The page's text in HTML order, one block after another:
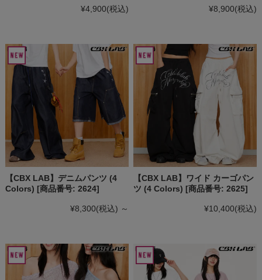
¥4,900(税込) ¥8,900(税込)
【CBX LAB】デニムパンツ (4
Colors) [商品番号: 2624]
¥8,300(税込) ～
【CBX LAB】ワイド カーゴパン
ツ (4 Colors) [商品番号: 2625]
¥10,400(税込)